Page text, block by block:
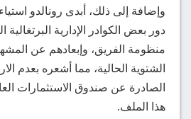
وإضافة إلى ذلك، أبدى رونالدو
دور بعض الكوادر الإدارية
منظومة الفريق، وإبعادهم عن
الشتوية الحالية، مما أشعره بعدم
الصادرة عن صندوق الاستثمارات
هذا الملف.